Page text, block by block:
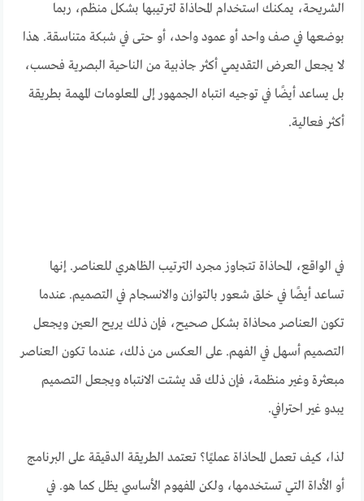
الشريحة، يمكنك استخدام المحاذاة لترتيبها بشكل منظم، ربما
بوضعها في صف واحد أو عمود واحد، أو حتى في شبكة متناسقة. هذا
لا يجعل العرض التقديمي أكثر جاذبية من الناحية البصرية فحسب،
بل يساعد أيضًا في توجيه انتباه الجمهور إلى المعلومات المهمة بطريقة
أكثر فعالية.
في الواقع، المحاذاة تتجاوز مجرد الترتيب الظاهري للعناصر. إنها
تساعد أيضًا في خلق شعور بالتوازن والانسجام في التصميم. عندما
تكون العناصر محاذاة بشكل صحيح، فإن ذلك يريح العين ويجعل
التصميم أسهل في الفهم. على العكس من ذلك، عندما تكون العناصر
مبعثرة وغير منظمة، فإن ذلك قد يشتت الانتباه ويجعل التصميم
يبدو غير احترافي.
لذا، كيف تعمل المحاذاة عمليًا؟ تعتمد الطريقة الدقيقة على البرنامج
أو الأداة التي تستخدمها، ولكن المفهوم الأساسي يظل كما هو. في